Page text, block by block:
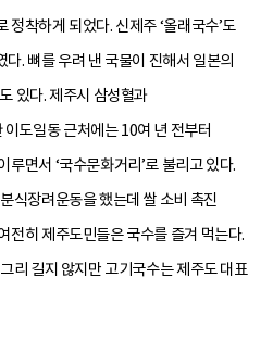
정착하게 되었다. 신제주 ‘올래국수’도
. 뼈를 우려 낸 국물이 진해서 일본의
있다. 제주시 삼성혈과
도일동 근처에는 10여 년 전부터
루면서 ‘국수문화거리’로 불리고 있다.
식장려운동을 했는데 쌀 소비 촉진
전히 제주도민들은 국수를 즐겨 먹는다.
리 길지 않지만 고기국수는 제주도 대표